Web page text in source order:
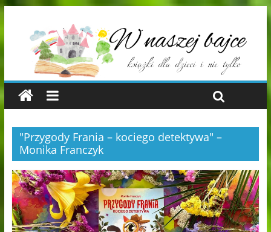
"Przygody Frania – kociego detektywa" –
Monika Franczyk